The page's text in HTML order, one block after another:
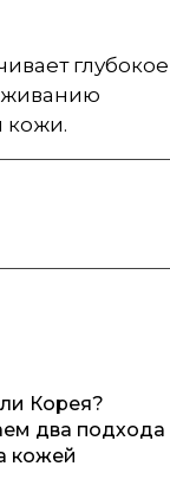
глубокое
кожи.
Корея?
два подхода
кожей